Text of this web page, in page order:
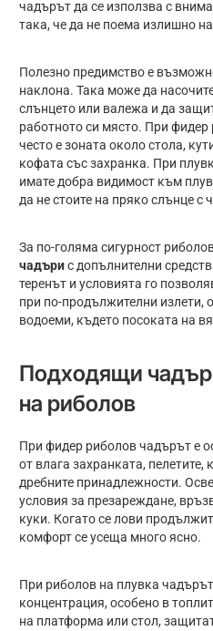
чадърът да се използва с
така, че да не поема излишно
Полезно предимство е
наклона. Така може да
слънцето или валежа и да
работното си място. При
често е зоната около стола,
кофата със захранка. При
имате добра видимост към
да не стоите на пряко слънце с
За по-голяма сигурност
чадърис допълнителни
теренът и условията го
при по-продължителни излети,
водоеми, където посоката на
Подходящи
на риболов
При фидер риболов чадърът е
от влага захранката, пелетите,
дребните принадлежности.
условия за презареждане,
куки. Когато се лови
комфорт се усеща много ясно.
При риболов на плувка
концентрация, особено в
на платформа или стол,